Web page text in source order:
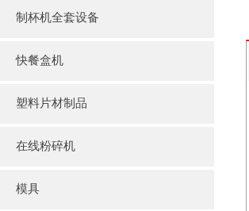
成型机制品
杯盖机制品
片材机制品
制杯机全套设备
快餐盒机
塑料片材制品
PVC各种颜色文件夹定制
PVC，各种尺寸塑料片材定制
在线粉碎机
模具